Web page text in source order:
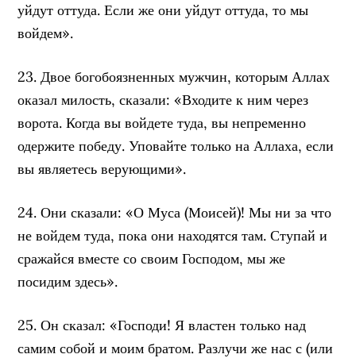
уйдут оттуда. Если же они уйдут оттуда, то мы
войдем».
23. Двое богобоязненных мужчин, которым Аллах
оказал милость, сказали: «Входите к ним через
ворота. Когда вы войдете туда, вы непременно
одержите победу. Уповайте только на Аллаха, если
вы являетесь верующими».
24. Они сказали: «О Муса (Моисей)! Мы ни за что
не войдем туда, пока они находятся там. Ступай и
сражайся вместе со своим Господом, мы же
посидим здесь».
25. Он сказал: «Господи! Я властен только над
самим собой и моим братом. Разлучи же нас с (или